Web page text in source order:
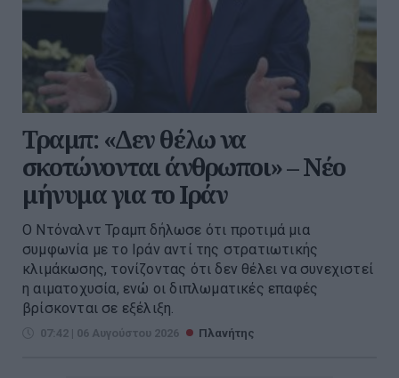
Τραμπ: «Δεν θέλω να
σκοτώνονται άνθρωποι» – Νέο
μήνυμα για το Ιράν
Ο Ντόναλντ Τραμπ δήλωσε ότι προτιμά μια
συμφωνία με το Ιράν αντί της στρατιωτικής
κλιμάκωσης, τονίζοντας ότι δεν θέλει να συνεχιστεί
η αιματοχυσία, ενώ οι διπλωματικές επαφές
βρίσκονται σε εξέλιξη.
07:42 | 06 Αυγούστου 2026 Πλανήτης